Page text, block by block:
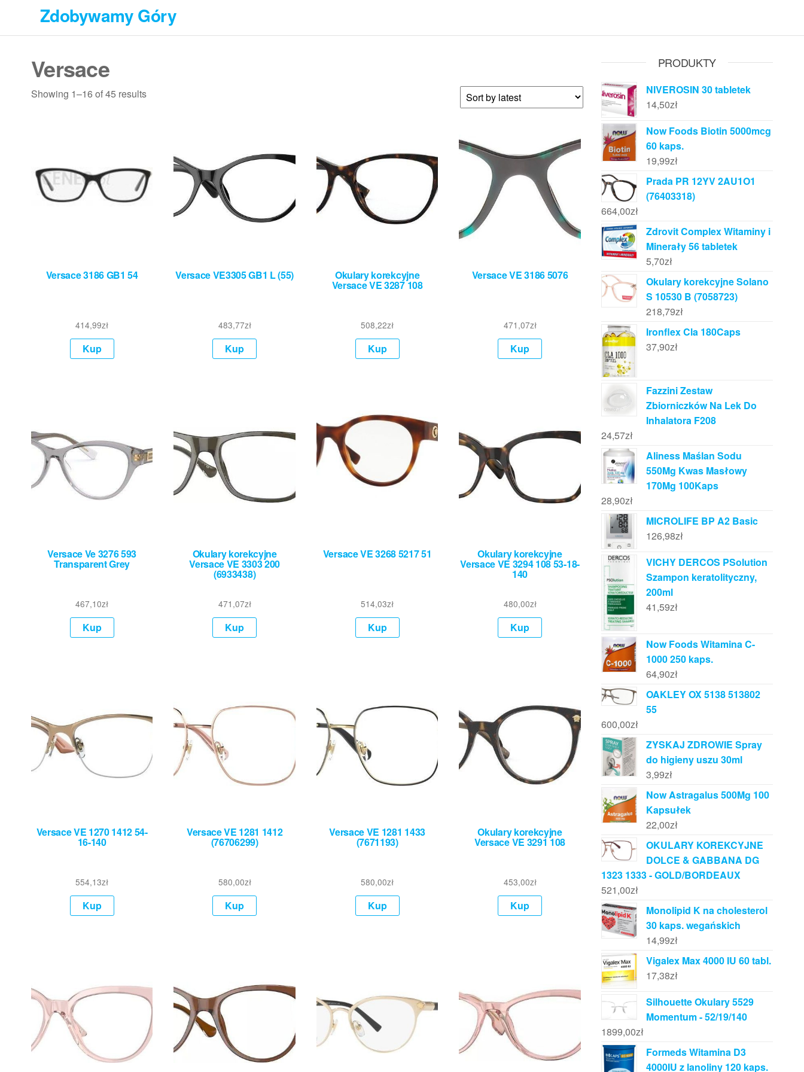
treści
Zdobywamy Góry
Versace
Showing 1–16 of 45 results
Versace 3186 GB1 54
414,99zł
Kup
Versace VE3305 GB1 L (55)
483,77zł
Kup
Okulary korekcyjne
Versace VE 3287 108
508,22zł
Kup
Versace VE 3186 5076
471,07zł
Kup
Versace Ve 3276 593
Transparent Grey
467,10zł
Kup
Okulary korekcyjne
Versace VE 3303 200
(6933438)
471,07zł
Kup
Versace VE 3268 5217 51
514,03zł
Kup
Okulary korekcyjne
Versace VE 3294 108 53-18-
140
480,00zł
Kup
Versace VE 1270 1412 54-
16-140
554,13zł
Kup
Versace VE 1281 1412
(76706299)
580,00zł
Kup
Versace VE 1281 1433
(7671193)
580,00zł
Kup
Okulary korekcyjne
Versace VE 3291 108
453,00zł
Kup
PRODUKTY
NIVEROSIN 30 tabletek
14,50zł
Now Foods Biotin 5000mcg
60 kaps.
19,99zł
Prada PR 12YV 2AU1O1
(76403318)
664,00zł
Zdrovit Complex Witaminy i
Minerały 56 tabletek
5,70zł
Okulary korekcyjne Solano
S 10530 B (7058723)
218,79zł
Ironflex Cla 180Caps
37,90zł
Fazzini Zestaw
Zbiorniczków Na Lek Do
Inhalatora F208
24,57zł
Aliness Maślan Sodu
550Mg Kwas Masłowy
170Mg 100Kaps
28,90zł
MICROLIFE BP A2 Basic
126,98zł
VICHY DERCOS PSolution
Szampon keratolityczny,
200ml
41,59zł
Now Foods Witamina C-
1000 250 kaps.
64,90zł
OAKLEY OX 5138 513802
55
600,00zł
ZYSKAJ ZDROWIE Spray
do higieny uszu 30ml
3,99zł
Now Astragalus 500Mg 100
Kapsułek
22,00zł
OKULARY KOREKCYJNE
DOLCE & GABBANA DG
1323 1333 - GOLD/BORDEAUX
521,00zł
Monolipid K na cholesterol
30 kaps. wegańskich
14,99zł
Vigalex Max 4000 IU 60 tabl.
17,38zł
Silhouette Okulary 5529
Momentum - 52/19/140
1899,00zł
Formeds Witamina D3
4000IU z lanoliny 120 kaps.